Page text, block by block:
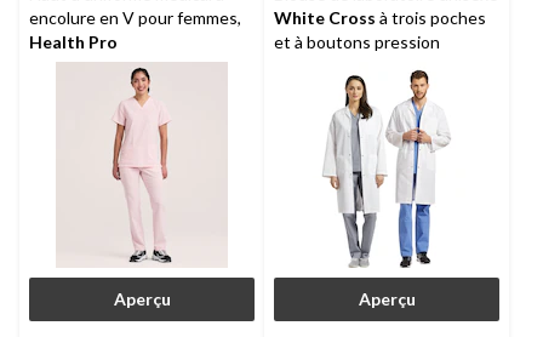
encolure en V pour femmes,
Health Pro
Aperçu
White Cross à trois poches
et à boutons pression
Aperçu